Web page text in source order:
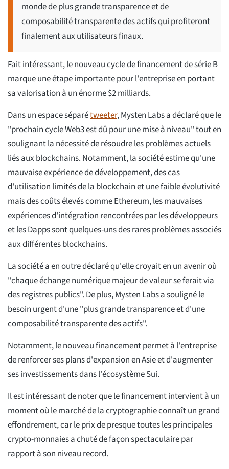
monde de plus grande transparence et de
composabilité transparente des actifs qui profiteront
finalement aux utilisateurs finaux.
Fait intéressant, le nouveau cycle de financement de série B
marque une étape importante pour l'entreprise en portant
sa valorisation à un énorme $2 milliards.
Dans un espace séparétweeter, Mysten Labs a déclaré que le
"prochain cycle Web3 est dû pour une mise à niveau" tout en
soulignant la nécessité de résoudre les problèmes actuels
liés aux blockchains. Notamment, la société estime qu'une
mauvaise expérience de développement, des cas
d'utilisation limités de la blockchain et une faible évolutivité
mais des coûts élevés comme Ethereum, les mauvaises
expériences d'intégration rencontrées par les développeurs
et les Dapps sont quelques-uns des rares problèmes associés
aux différentes blockchains.
La société a en outre déclaré qu'elle croyait en un avenir où
"chaque échange numérique majeur de valeur se ferait via
des registres publics". De plus, Mysten Labs a souligné le
besoin urgent d'une "plus grande transparence et d'une
composabilité transparente des actifs".
Notamment, le nouveau financement permet à l'entreprise
de renforcer ses plans d'expansion en Asie et d'augmenter
ses investissements dans l'écosystème Sui.
Il est intéressant de noter que le financement intervient à un
moment où le marché de la cryptographie connaît un grand
effondrement, car le prix de presque toutes les principales
crypto-monnaies a chuté de façon spectaculaire par
rapport à son niveau record.